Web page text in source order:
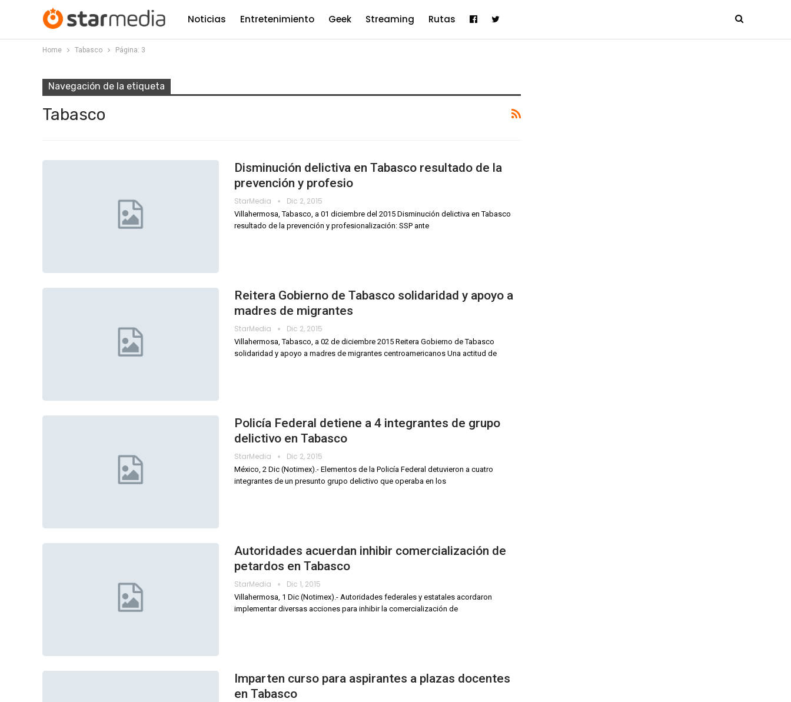
Noticias Entretenimiento Geek Streaming Rutas
Home Tabasco Página: 3
Navegación de la etiqueta
Tabasco
Disminución delictiva en Tabasco resultado de la
prevención y profesio
StarMedia Dic 2, 2015
Villahermosa, Tabasco, a 01 diciembre del 2015 Disminución delictiva en Tabasco
resultado de la prevención y profesionalización: SSP ante
Reitera Gobierno de Tabasco solidaridad y apoyo a
madres de migrantes
StarMedia Dic 2, 2015
Villahermosa, Tabasco, a 02 de diciembre 2015 Reitera Gobierno de Tabasco
solidaridad y apoyo a madres de migrantes centroamericanos Una actitud de
Policía Federal detiene a 4 integrantes de grupo
delictivo en Tabasco
StarMedia Dic 2, 2015
México, 2 Dic (Notimex).- Elementos de la Policía Federal detuvieron a cuatro
integrantes de un presunto grupo delictivo que operaba en los
Autoridades acuerdan inhibir comercialización de
petardos en Tabasco
StarMedia Dic 1, 2015
Villahermosa, 1 Dic (Notimex).- Autoridades federales y estatales acordaron
implementar diversas acciones para inhibir la comercialización de
Imparten curso para aspirantes a plazas docentes
en Tabasco